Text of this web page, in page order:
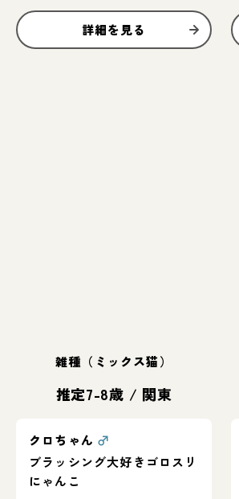
詳細を見る
雑種（ミックス猫）
推定7-8歳 / 関東
クロちゃん ♂
ブラッシング大好きゴロスリ
にゃんこ